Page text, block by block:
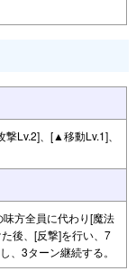
Lv.2]、[▲移動Lv.1]、
味方全員に代わり[魔法
後、[反撃]を行い、7
、3ターン継続する。